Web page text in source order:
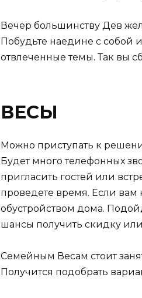
Вечер большинству Дев
Побудьте наедине с
отвлеченные темы. Так вы
ВЕСЫ
Можно приступать к
Будет много телефонных
пригласить гостей или
проведете время. Если вам
обустройством дома.
шансы получить скидку
Семейным Весам стоит
Получится подобрать